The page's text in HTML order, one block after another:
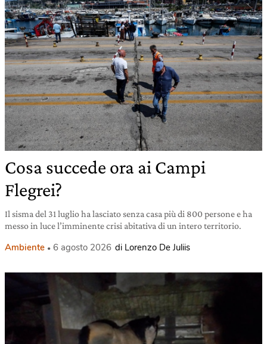
Cosa succede ora ai Campi
Flegrei?
Il sisma del 31 luglio ha lasciato senza casa più di 800 persone e ha
messo in luce l’imminente crisi abitativa di un intero territorio.
Ambiente 6 agosto 2026 di Lorenzo De Juliis